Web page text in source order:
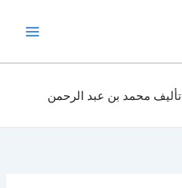
تحميل كتاب عيش السعداء PDF تأليف محمد بن عبد الرحمن